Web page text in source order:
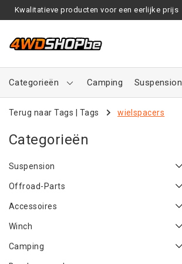
Kwalitatieve producten voor een eerlijke prijs
Categorieën Camping Suspension
Terug naar Tags Tags wielspacers
Categorieën
Suspension
Offroad-Parts
Accessoires
Winch
Camping